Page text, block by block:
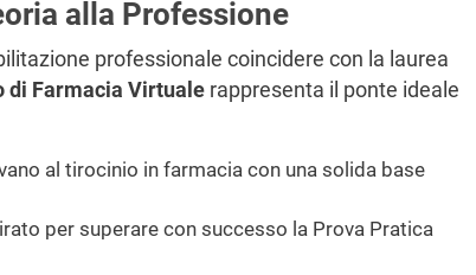
alla Professione
professionale coincidere con la laurea
di Farmacia Virtualerappresenta il ponte ideale
al tirocinio in farmacia con una solida base
per superare con successo la Prova Pratica